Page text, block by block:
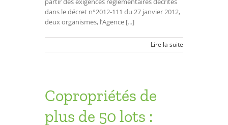
dans le décret n°2012-111 du 27 janvier 2012,
deux organismes, l’Agence [...]
Lire la suite
Copropriétés de
plus de 50 lots :